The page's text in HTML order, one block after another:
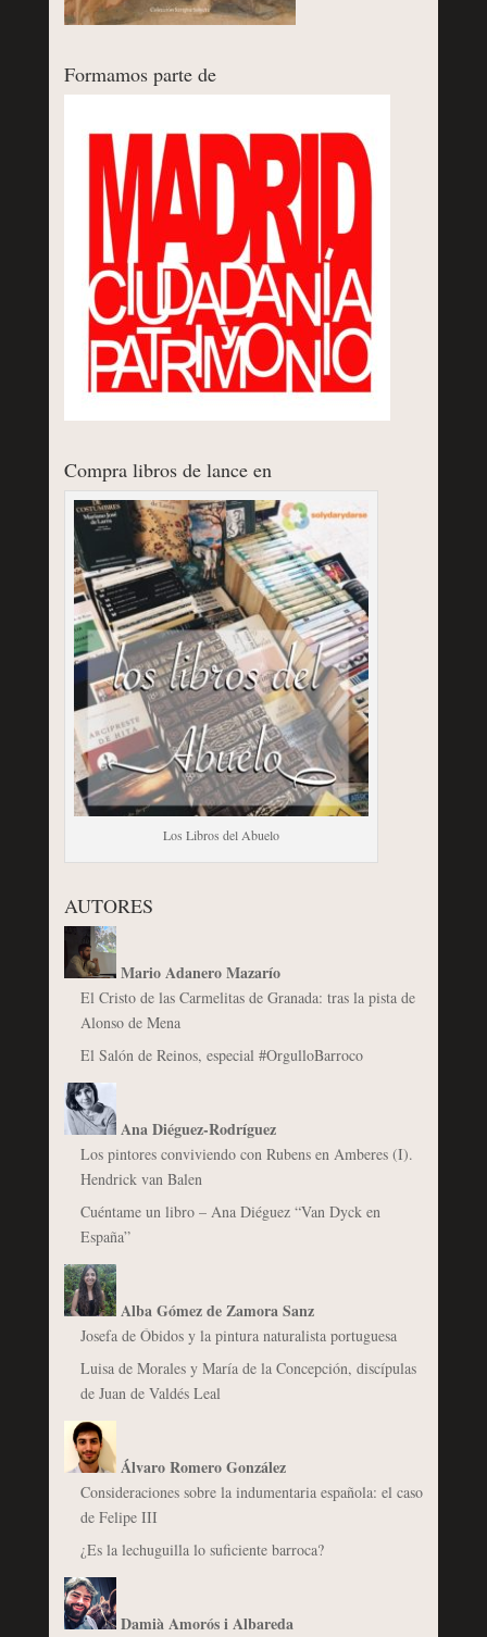
Formamos parte de
Compra libros de lance en
Los Libros del Abuelo
AUTORES
Mario Adanero Mazarío
El Cristo de las Carmelitas de Granada: tras la pista de
Alonso de Mena
El Salón de Reinos, especial #OrgulloBarroco
Ana Diéguez-Rodríguez
Los pintores conviviendo con Rubens en Amberes (I).
Hendrick van Balen
Cuéntame un libro – Ana Diéguez “Van Dyck en
España”
Alba Gómez de Zamora Sanz
Josefa de Óbidos y la pintura naturalista portuguesa
Luisa de Morales y María de la Concepción, discípulas
de Juan de Valdés Leal
Álvaro Romero González
Consideraciones sobre la indumentaria española: el caso
de Felipe III
¿Es la lechuguilla lo suficiente barroca?
Damià Amorós i Albareda